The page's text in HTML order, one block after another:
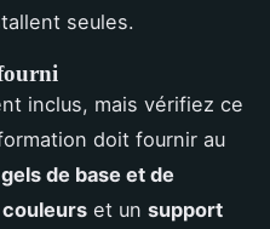
seules.
inclus, mais vérifiez ce
doit fournir au
gels de base et de
et un support